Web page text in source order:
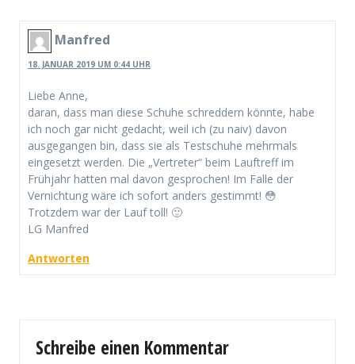
Manfred
18. JANUAR 2019 UM 0:44 UHR
Liebe Anne,
daran, dass man diese Schuhe schreddern könnte, habe
ich noch gar nicht gedacht, weil ich (zu naiv) davon
ausgegangen bin, dass sie als Testschuhe mehrmals
eingesetzt werden. Die „Vertreter“ beim Lauftreff im
Frühjahr hatten mal davon gesprochen! Im Falle der
Vernichtung wäre ich sofort anders gestimmt! 😳
Trotzdem war der Lauf toll! 🙂
LG Manfred
Antworten
Schreibe einen Kommentar